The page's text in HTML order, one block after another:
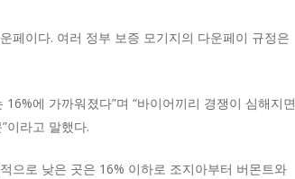
페이다. 여러 정부 보증 모기지의 다운페이 규정은
에 가까워졌다”며 “바이어끼리 경쟁이 심해지면
이라고 말했다.
으로 낮은 곳은 16% 이하로 조지아부터 버몬트와